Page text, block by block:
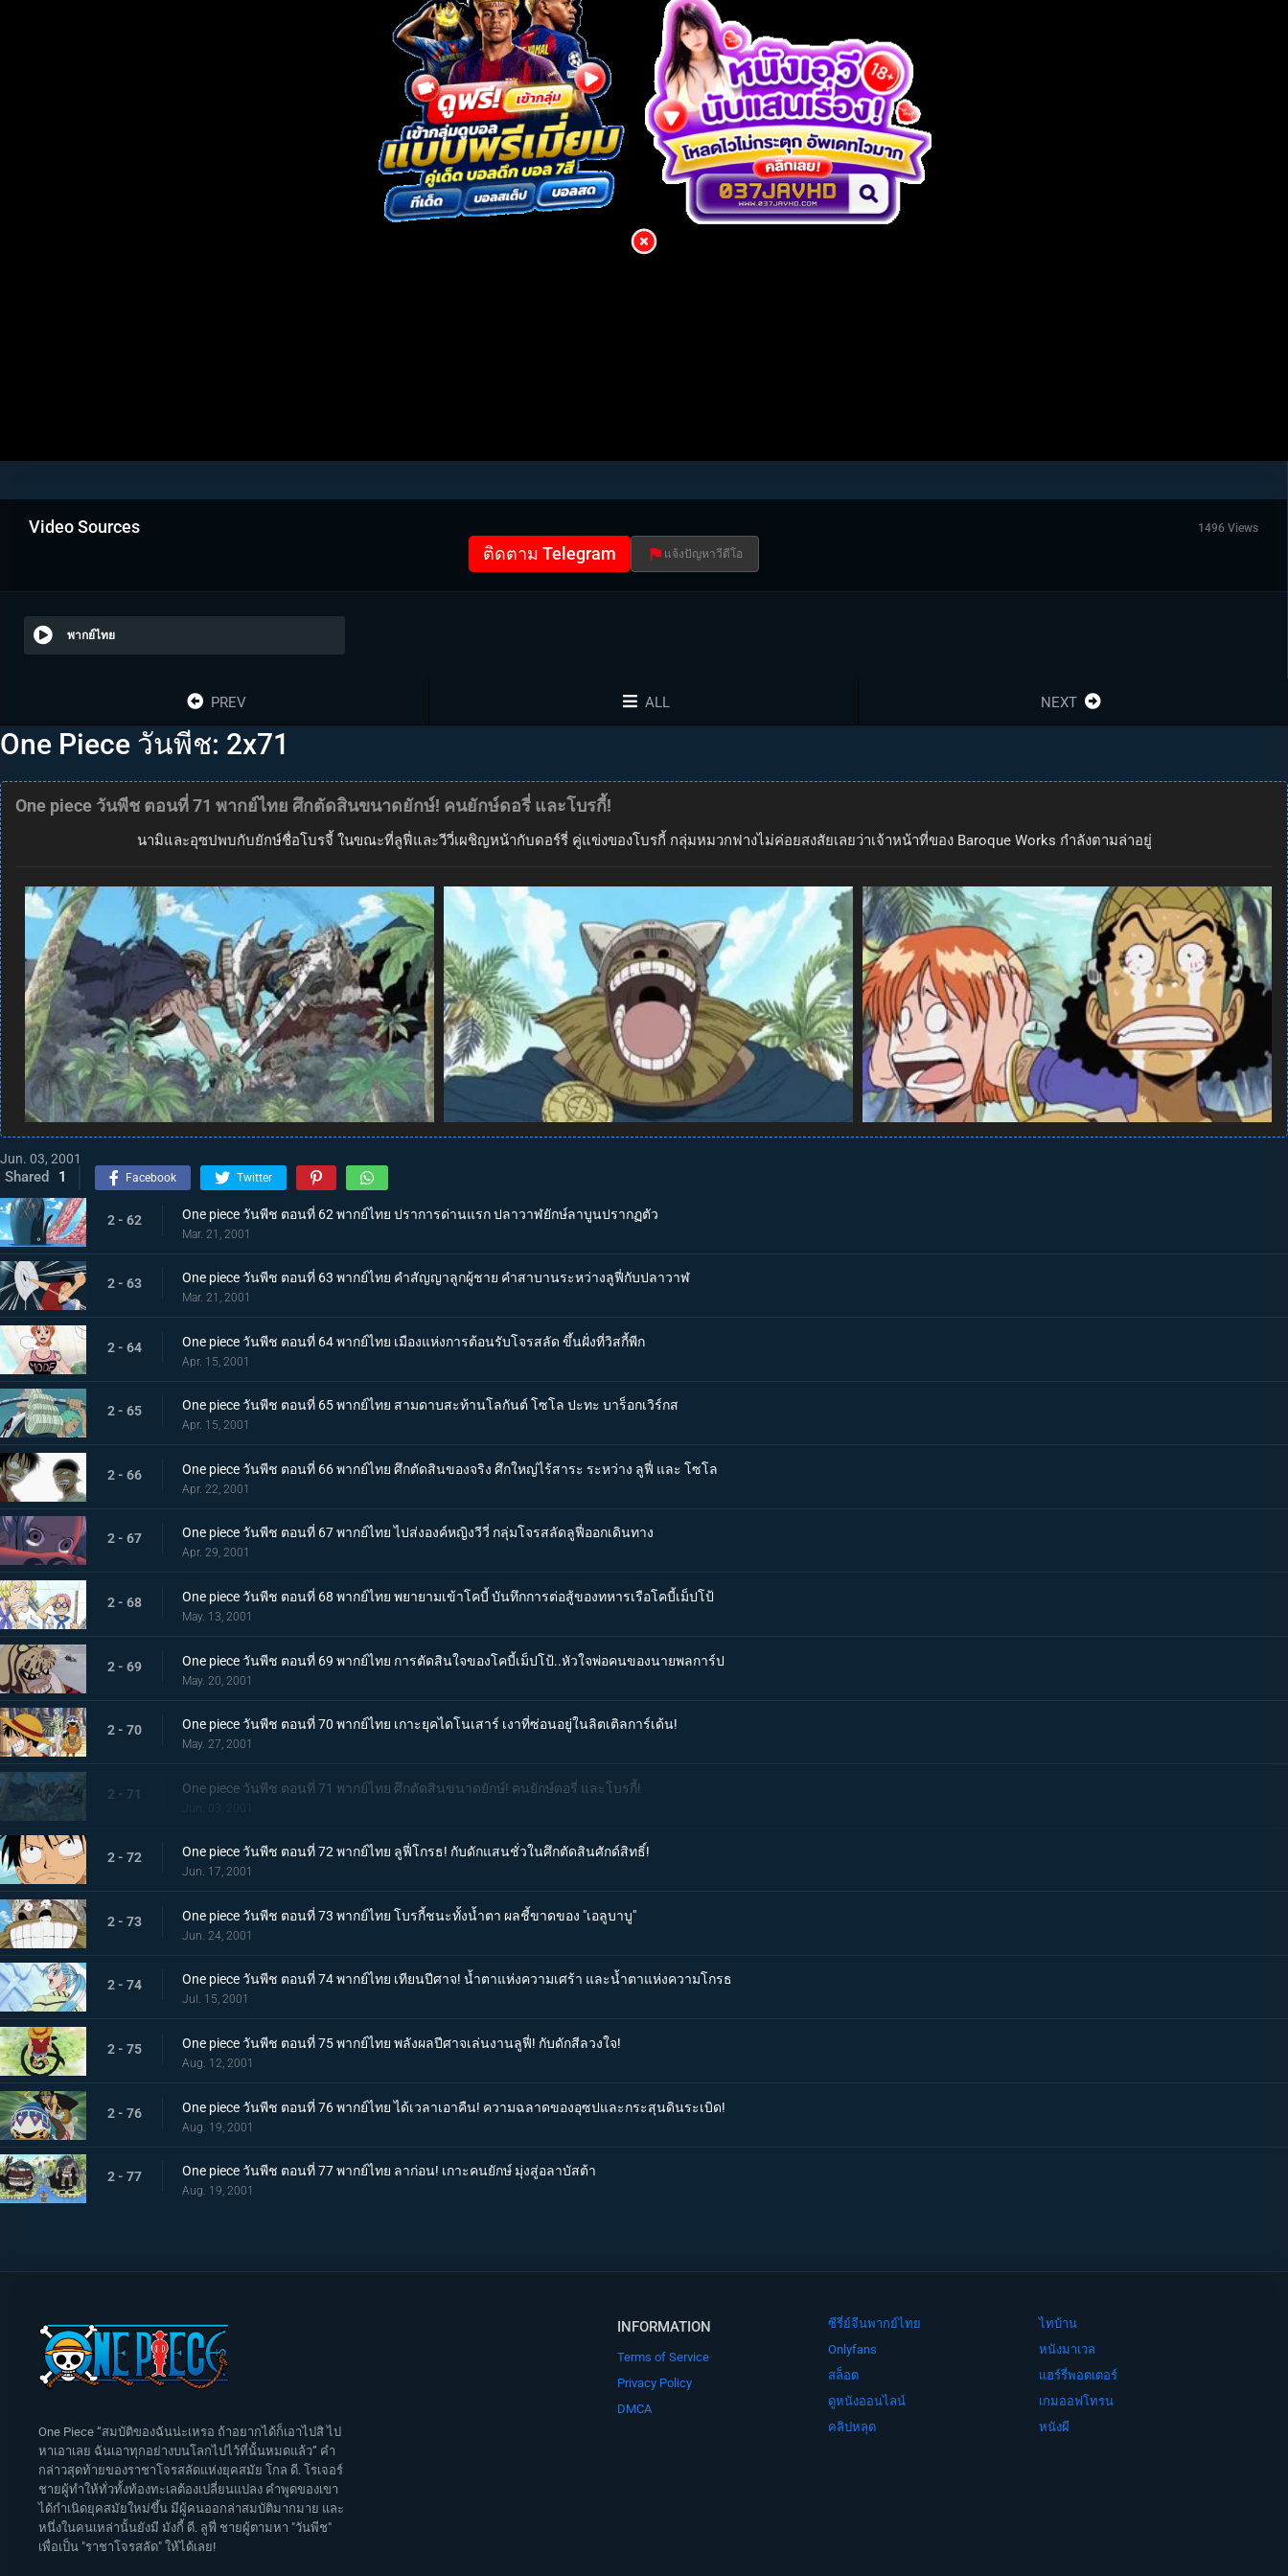
Video Sources 1496 Views
ติดตาม Telegram แจ้งปัญหาวีดีโอ
พากย์ไทย
PREV ALL NEXT
One Piece วันพีช: 2x71
One piece วันพีช ตอนที่ 71 พากย์ไทย ศึกตัดสินขนาดยักษ์! คนยักษ์ดอรี่ และโบรกี้!
นามิและอุซปพบกับยักษ์ชื่อโบรจี้ ในขณะที่ลูฟี่และวีวี่เผชิญหน้ากับดอร์รี่ คู่แข่งของโบรกี้ กลุ่มหมวกฟางไม่ค่อยสงสัยเลยว่าเจ้าหน้าที่ของ Baroque Works กำลังตามล่าอยู่
Jun. 03, 2001
Shared 1 Facebook Twitter
2 - 62 One piece วันพีช ตอนที่ 62 พากย์ไทย ปราการด่านแรก ปลาวาฬยักษ์ลาบูนปรากฏตัว
Mar. 21, 2001
2 - 63 One piece วันพีช ตอนที่ 63 พากย์ไทย คำสัญญาลูกผู้ชาย คำสาบานระหว่างลูฟี่กับปลาวาฬ
Mar. 21, 2001
2 - 64 One piece วันพีช ตอนที่ 64 พากย์ไทย เมืองแห่งการต้อนรับโจรสลัด ขึ้นฝั่งที่วิสกี้พีก
Apr. 15, 2001
2 - 65 One piece วันพีช ตอนที่ 65 พากย์ไทย สามดาบสะท้านโลกันต์ โซโล ปะทะ บาร็อกเวิร์กส
Apr. 15, 2001
2 - 66 One piece วันพีช ตอนที่ 66 พากย์ไทย ศึกตัดสินของจริง ศึกใหญ่ไร้สาระ ระหว่าง ลูฟี่ และ โซโล
Apr. 22, 2001
2 - 67 One piece วันพีช ตอนที่ 67 พากย์ไทย ไปส่งองค์หญิงวีวี่ กลุ่มโจรสลัดลูฟี่ออกเดินทาง
Apr. 29, 2001
2 - 68 One piece วันพีช ตอนที่ 68 พากย์ไทย พยายามเข้าโคบี้ บันทึกการต่อสู้ของทหารเรือโคบี้เม็ปโป้
May. 13, 2001
2 - 69 One piece วันพีช ตอนที่ 69 พากย์ไทย การตัดสินใจของโคบี้เม็ปโป้..หัวใจพ่อคนของนายพลการ์ป
May. 20, 2001
2 - 70 One piece วันพีช ตอนที่ 70 พากย์ไทย เกาะยุคไดโนเสาร์ เงาที่ซ่อนอยู่ในลิตเติลการ์เด้น!
May. 27, 2001
2 - 71 One piece วันพีช ตอนที่ 71 พากย์ไทย ศึกตัดสินขนาดยักษ์! คนยักษ์ดอรี่ และโบรกี้!
Jun. 03, 2001
2 - 72 One piece วันพีช ตอนที่ 72 พากย์ไทย ลูฟี่โกรธ! กับดักแสนชั่วในศึกตัดสินศักด์สิทธิ์!
Jun. 17, 2001
2 - 73 One piece วันพีช ตอนที่ 73 พากย์ไทย โบรกี้ชนะทั้งน้ำตา ผลชี้ขาดของ "เอลูบาบู"
Jun. 24, 2001
2 - 74 One piece วันพีช ตอนที่ 74 พากย์ไทย เทียนปีศาจ! น้ำตาแห่งความเศร้า และน้ำตาแห่งความโกรธ
Jul. 15, 2001
2 - 75 One piece วันพีช ตอนที่ 75 พากย์ไทย พลังผลปีศาจเล่นงานลูฟี่! กับดักสีลวงใจ!
Aug. 12, 2001
2 - 76 One piece วันพีช ตอนที่ 76 พากย์ไทย ได้เวลาเอาคืน! ความฉลาดของอุซปและกระสุนดินระเบิด!
Aug. 19, 2001
2 - 77 One piece วันพีช ตอนที่ 77 พากย์ไทย ลาก่อน! เกาะคนยักษ์ มุ่งสู่อลาบัสต้า
Aug. 19, 2001
INFORMATION
Terms of Service
Privacy Policy
DMCA
ซีรี่ย์จีนพากย์ไทย
Onlyfans
สล็อต
ดูหนังออนไลน์
คลิปหลุด
ไทบ้าน
หนังมาเวล
แฮร์รี่พอตเตอร์
เกมออฟโทรน
หนังผี
One Piece “สมบัติของฉันน่ะเหรอ ถ้าอยากได้ก็เอาไปสิ ไป
หาเอาเลย ฉันเอาทุกอย่างบนโลกไปไว้ที่นั้นหมดแล้ว” คำ
กล่าวสุดท้ายของราชาโจรสลัดแห่งยุคสมัย โกล ดี. โรเจอร์
ชายผู้ทำให้ทั่วทั้งท้องทะเลต้องเปลี่ยนแปลง คำพูดของเขา
ได้กำเนิดยุคสมัยใหม่ขึ้น มีผู้คนออกล่าสมบัติมากมาย และ
หนึ่งในคนเหล่านั้นยังมี มังกี้ ดี. ลูฟี่ ชายผู้ตามหา "วันพีช"
เพื่อเป็น "ราชาโจรสลัด" ให้ได้เลย!